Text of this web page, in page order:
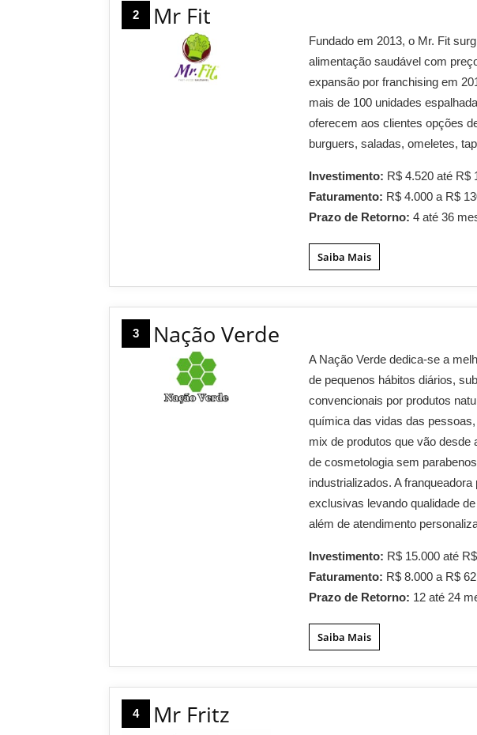
2 Mr Fit
Fundado em 2013, o Mr. Fit
alimentação saudável com
expansão por franchising em
mais de 100 unidades
oferecem aos clientes opções
burguers, saladas, omeletes,
Investimento: R$ 4.520 até R$
Faturamento: R$ 4.000 a R$
Prazo de Retorno:4 até 36
Saiba Mais
3 Nação Verde
A Nação Verde dedica-se a
de pequenos hábitos diários,
convencionais por produtos
química das vidas das
mix de produtos que vão desde
de cosmetologia sem
industrializados. A
exclusivas levando qualidade
além de atendimento
Investimento: R$ 15.000 até
Faturamento: R$ 8.000 a R$
Prazo de Retorno: 12 até 24
Saiba Mais
4 Mr Fritz